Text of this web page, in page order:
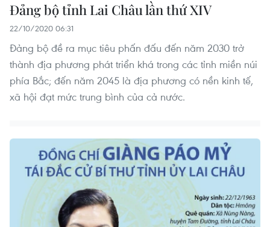
Đảng bộ tỉnh Lai Châu lần thứ XIV
22/10/2020 06:31
Đảng bộ đề ra mục tiêu phấn đấu đến năm 2030 trở
thành địa phương phát triển khá trong các tỉnh miền núi
phía Bắc; đến năm 2045 là địa phương có nền kinh tế,
xã hội đạt mức trung bình của cả nước.